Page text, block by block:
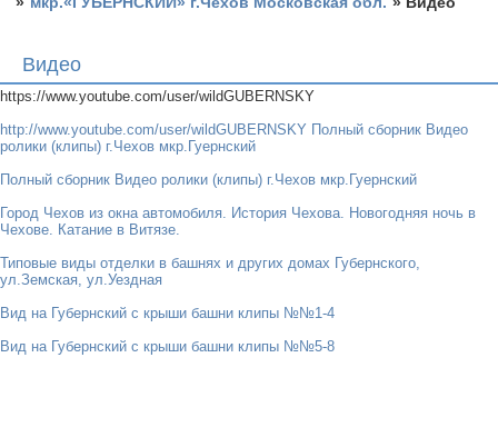
Видео
https://www.youtube.com/user/wildGUBERNSKY
http://www.youtube.com/user/wildGUBERNSKY Полный сборник Видео
ролики (клипы) г.Чехов мкр.Гуернский
Полный сборник Видео ролики (клипы) г.Чехов мкр.Гуернский
Город Чехов из окна автомобиля. История Чехова. Новогодняя ночь в
Чехове. Катание в Витязе.
Типовые виды отделки в башнях и других домах Губернского,
ул.Земская, ул.Уездная
Вид на Губернский с крыши башни клипы №№1-4
Вид на Губернский с крыши башни клипы №№5-8